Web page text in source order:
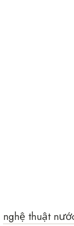
nghệ thuật